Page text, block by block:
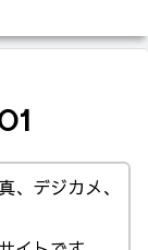
、デジカメ、